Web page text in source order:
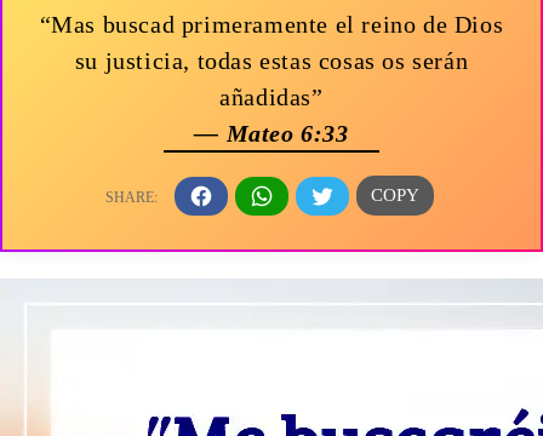
“Mas buscad primeramente el reino de Dios
su justicia, todas estas cosas os serán
añadidas”
— Mateo 6:33